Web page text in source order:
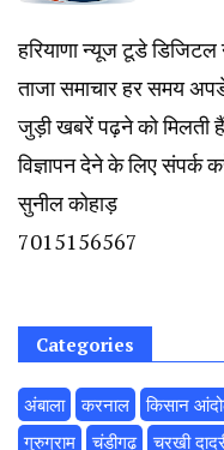
हरियाणा न्यूज टूडे डिजिटल
ताजा समाचार हर समय
जुड़ी खबरें पढ़ने को मिलती
विज्ञापन देने के लिए संपर्क
सुनील कोहाड़
7015156567
Categories
अंबाला करनाल किसान
गुरुग्राम
चंडीगढ़ चरखी